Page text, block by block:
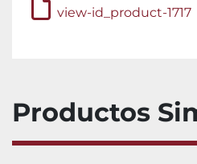
view-id_product-1717
Productos